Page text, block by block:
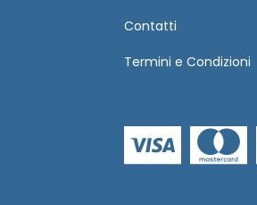
Contatti
Termini e Condizioni